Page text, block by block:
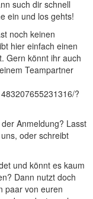
such dir schnell
ein und los gehts!
noch keinen
hier einfach einen
Gern könnt ihr auch
Teampartner
?
Anmeldung? Lasst
oder schreibt
und könnt es kaum
Dann nutzt doch
paar von euren